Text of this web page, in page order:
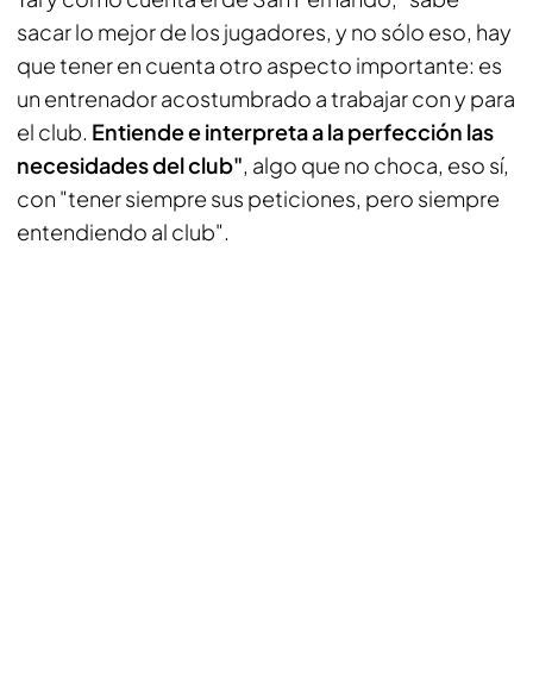
sacar lo mejor de los jugadores, y no sólo eso, hay
que tener en cuenta otro aspecto importante: es
un entrenador acostumbrado a trabajar con y para
el club. Entiende e interpreta a la perfección las
necesidades del club" , algo que no choca, eso sí,
con "tener siempre sus peticiones, pero siempre
entendiendo al club".